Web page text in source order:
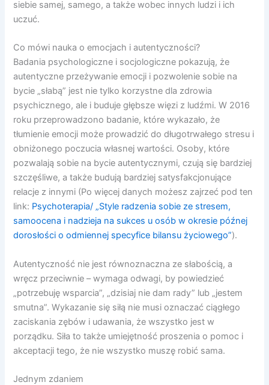
siebie samej, samego, a także wobec innych ludzi i ich
uczuć.
Co mówi nauka o emocjach i autentyczności?
Badania psychologiczne i socjologiczne pokazują, że
autentyczne przeżywanie emocji i pozwolenie sobie na
bycie „słabą” jest nie tylko korzystne dla zdrowia
psychicznego, ale i buduje głębsze więzi z ludźmi. W 2016
roku przeprowadzono badanie, które wykazało, że
tłumienie emocji może prowadzić do długotrwałego stresu i
obniżonego poczucia własnej wartości. Osoby, które
pozwalają sobie na bycie autentycznymi, czują się bardziej
szczęśliwe, a także budują bardziej satysfakcjonujące
relacje z innymi (Po więcej danych możesz zajrzeć pod ten
link: Psychoterapia/ „Style radzenia sobie ze stresem,
samoocena i nadzieja na sukces u osób w okresie późnej
dorosłości o odmiennej specyfice bilansu życiowego”).
Autentyczność nie jest równoznaczna ze słabością, a
wręcz przeciwnie – wymaga odwagi, by powiedzieć
„potrzebuję wsparcia”, „dzisiaj nie dam rady” lub „jestem
smutna”. Wykazanie się siłą nie musi oznaczać ciągłego
zaciskania zębów i udawania, że wszystko jest w
porządku. Siła to także umiejętność proszenia o pomoc i
akceptacji tego, że nie wszystko muszę robić sama.
Jednym zdaniem